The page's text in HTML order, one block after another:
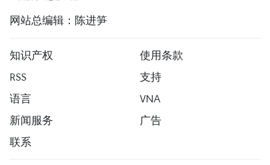
网站总编辑：陈进笋
知识产权
使用条款
RSS
支持
语言
VNA
新闻服务
广告
联系